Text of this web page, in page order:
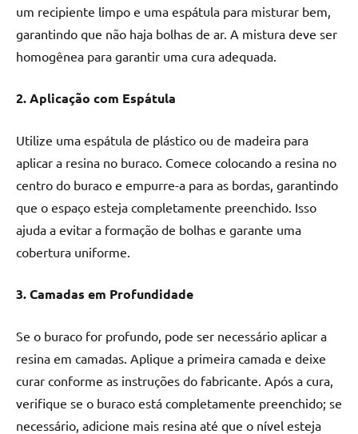
um recipiente limpo e uma espátula para misturar bem,
garantindo que não haja bolhas de ar. A mistura deve ser
homogênea para garantir uma cura adequada.
2. Aplicação com Espátula
Utilize uma espátula de plástico ou de madeira para
aplicar a resina no buraco. Comece colocando a resina no
centro do buraco e empurre-a para as bordas, garantindo
que o espaço esteja completamente preenchido. Isso
ajuda a evitar a formação de bolhas e garante uma
cobertura uniforme.
3. Camadas em Profundidade
Se o buraco for profundo, pode ser necessário aplicar a
resina em camadas. Aplique a primeira camada e deixe
curar conforme as instruções do fabricante. Após a cura,
verifique se o buraco está completamente preenchido; se
necessário, adicione mais resina até que o nível esteja